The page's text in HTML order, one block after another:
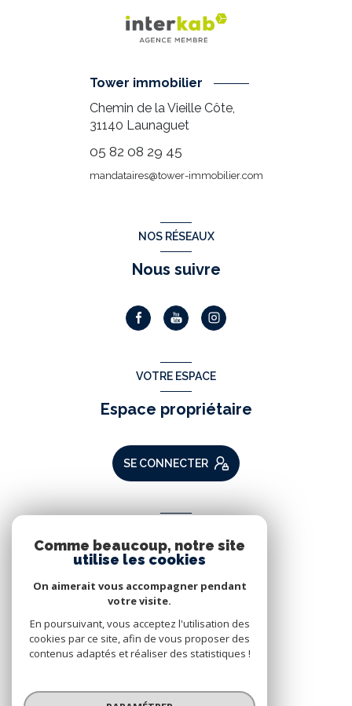
Tower immobilier
Chemin de la Vieille Côte,
31140 Launaguet
05 82 08 29 45
mandataires@tower-immobilier.com
NOS RÉSEAUX
Nous suivre
VOTRE ESPACE
Espace propriétaire
SE CONNECTER
Nous adhérons
© 2026 | Tous droits réservés
Comme beaucoup, notre site
utilise les cookies
On aimerait vous accompagner pendant
votre visite.
En poursuivant, vous acceptez l'utilisation des
cookies par ce site, afin de vous proposer des
contenus adaptés et réaliser des statistiques !